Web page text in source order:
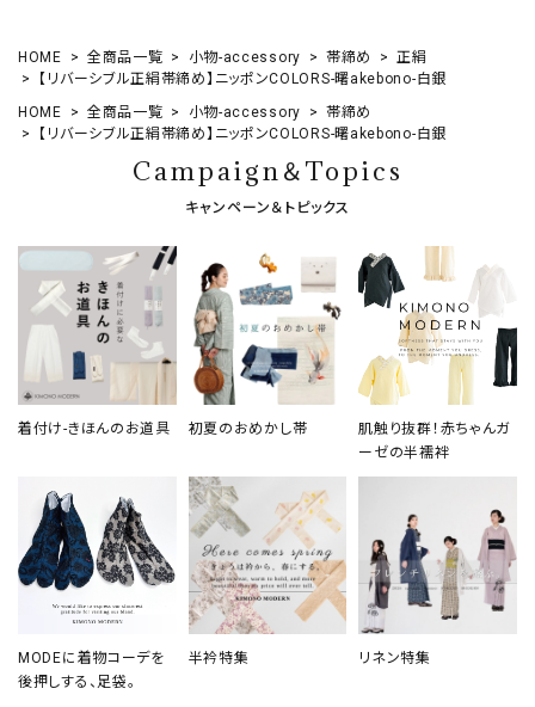
HOME 全商品一覧 小物-accessory 帯締め
正絹
【リバーシブル正絹帯締め】ニッポンCOLORS-曙akebono-白銀
HOME
全商品一覧 小物-accessory
帯締め
【リバーシブル正絹帯締め】ニッポンCOLORS-曙akebono-白銀
Campaign＆Topics
キャンペーン＆トピックス
着付け-きほんのお道具 初夏のおめかし帯
肌触り抜群！赤ちゃんガ
ーゼの半襦袢
MODEに着物コーデを
後押しする、足袋。
半衿特集 リネン特集